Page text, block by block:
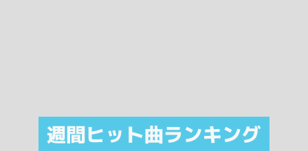
注目カテゴリ
オリジナルiTunes週間トップソング